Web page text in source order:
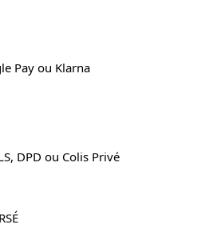
Pay ou Klarna
DPD ou Colis Privé